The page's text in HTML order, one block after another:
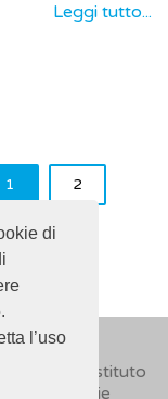
di
l’uso
Leggi tutto...
1 2
dall’Istituto
Cookie